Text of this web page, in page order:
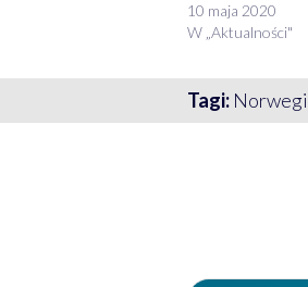
10 maja 2020
W „Aktualności"
Tagi: